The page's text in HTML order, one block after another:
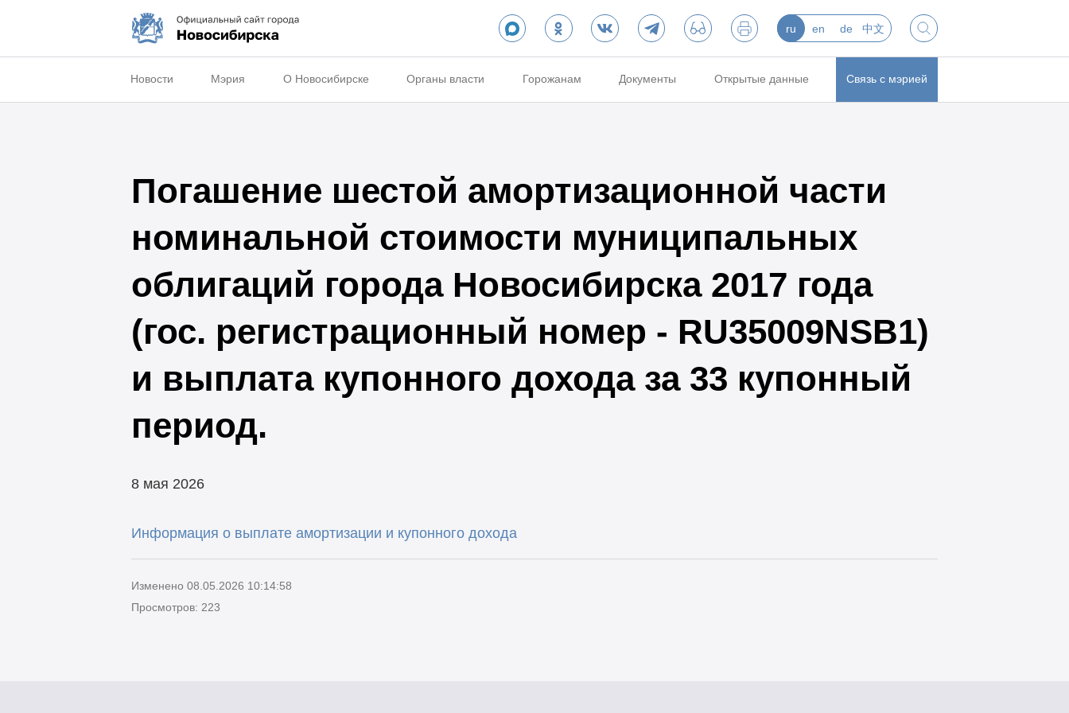
ru en de 中文
Новости Мэрия О Новосибирске Органы власти Горожанам Документы Открытые данные Связь с мэрией
Погашение шестой амортизационной части
номинальной стоимости муниципальных
облигаций города Новосибирска 2017 года
(гос. регистрационный номер - RU35009NSB1)
и выплата купонного дохода за 33 купонный
период.
8 мая 2026
Информация о выплате амортизации и купонного дохода
Изменено 08.05.2026 10:14:58
Просмотров: 223